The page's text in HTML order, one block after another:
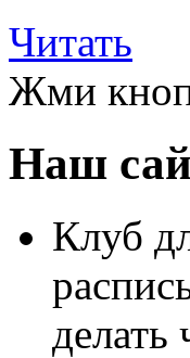
Читать
Жми
Наш
Клуб